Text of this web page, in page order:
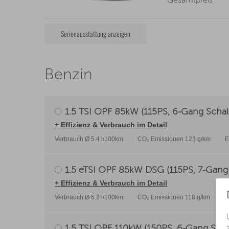
Serienausstattung anzeigen
Benzin
1.5 TSI OPF 85kW (115PS, 6-Gang
+ Effizienz & Verbrauch im Detail
Verbrauch Ø 5.4 l/100km CO₂ Emissionen 123 g/km
1.5 eTSI OPF 85kW DSG (115PS, 7-
+ Effizienz & Verbrauch im Detail
Verbrauch Ø 5.2 l/100km CO₂ Emissionen 118 g/km